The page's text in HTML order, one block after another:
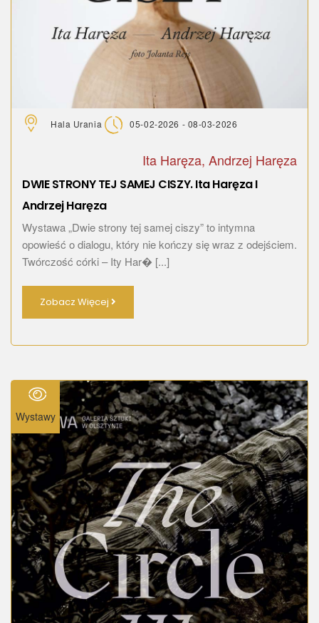
Hala Urania 05-02-2026 - 08-03-2026
Ita Haręza, Andrzej Haręza
DWIE STRONY TEJ SAMEJ CISZY. Ita Haręza I
Andrzej Haręza
Wystawa „Dwie strony tej samej ciszy” to intymna
opowieść o dialogu, który nie kończy się wraz z odejściem.
Twórczość córki – Ity Har� [...]
Zobacz Więcej
Wystawy